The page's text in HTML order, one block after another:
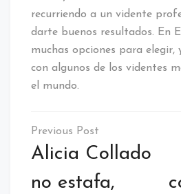
recurriendo a un vidente
darte buenos resultados. En
muchas opciones para elegir,
con algunos de los videntes
el mundo.
Navegación
de
entradas
Alicia Collado
no estafa,